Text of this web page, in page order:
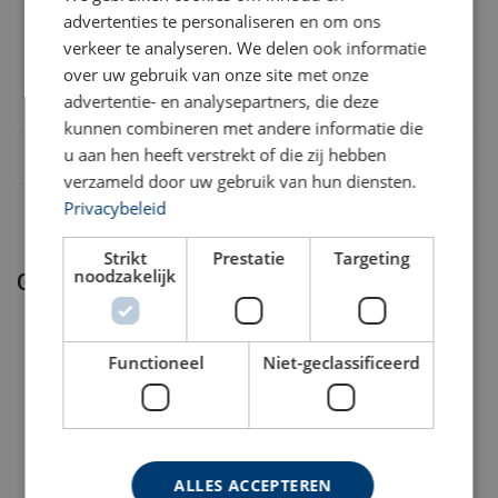
informatie
aanvraag
Rope Watcher™
afwijkingen en grenswaarden.
Minder stilstand: voorspellend onderhoud voorkomt
onverwachte uitval.
Lagere kosten: gericht onderhoud en optimale
kabellevensduur.
Volledige traceerbaarheid: historie, rapportages en
audit‑klare data.
Snellere besluitvorming: KPI’s, trends en duidelijke
incidentlogs.
Kenmerken en functionaliteiten
Realtime conditiebewaking: sensoren en algoritmes voor
slijtage, breukdraden en overbelasting.
Incident- en alarmmeldingen: notificaties bij
overschrijding van ingestelde drempels.
Trendanalyse en rapportages: export voor audits,
keuringen en compliance.
Integraties: API/exports naar bestaande
Industriële uitvoering: robuuste behuizing, snelle
montage en gebruik in zware omgevingen.
Gerelateerde producten
advertenties te personaliseren en om ons
verkeer te analyseren. We delen ook informatie
over uw gebruik van onze site met onze
advertentie- en analysepartners, die deze
kunnen combineren met andere informatie die
u aan hen heeft verstrekt of die zij hebben
verzameld door uw gebruik van hun diensten.
Privacybeleid
Strikt
noodzakelijk
Prestatie Targeting
Functioneel Niet-geclassificeerd
ALLES ACCEPTEREN